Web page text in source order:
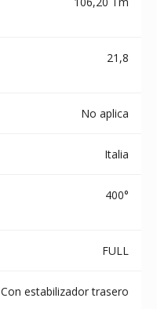
21,8
No aplica
Italia
400°
FULL
Con estabilizador trasero